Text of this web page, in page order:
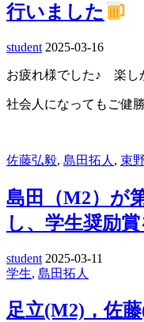
行いました
student 2025-03-16
お疲れ様でした♪ 楽し
社会人になってもご健勝
佐藤弘毅, 島田拓人 , 束野
島田（M2）が
し、学生奨励
student 2025-03-11
学生, 島田拓人
足立(M2)，佐